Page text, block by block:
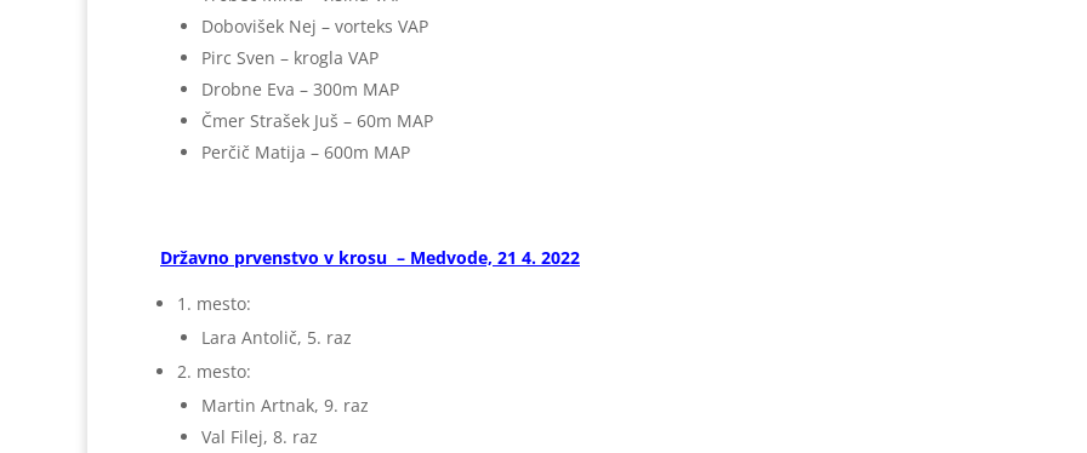
Dobovišek Nej – vorteks VAP
Pirc Sven – krogla VAP
Drobne Eva – 300m MAP
Čmer Strašek Juš – 60m MAP
Perčič Matija – 600m MAP
Državno prvenstvo v krosu – Medvode, 21 4. 2022
1. mesto:
Lara Antolič, 5. raz
2. mesto:
Martin Artnak, 9. raz
Val Filej, 8. raz